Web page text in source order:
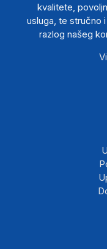
kvalitete,
usluga, te stručno
razlog našeg